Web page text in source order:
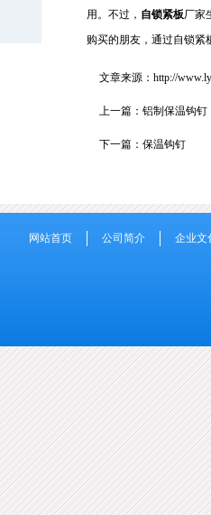
用。不过， 自锁紧板厂家
购买的朋友，通过自锁紧
文章来源： http://
上一篇： 铝制保温钩钉
下一篇： 保温钩钉
网站首页 公司简介 企业文